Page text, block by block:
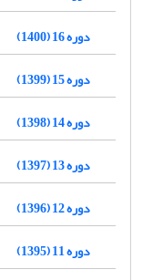
دوره 16 (1400)
دوره 15 (1399)
دوره 14 (1398)
دوره 13 (1397)
دوره 12 (1396)
دوره 11 (1395)